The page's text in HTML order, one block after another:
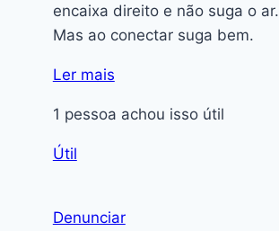
encaixa direito e não suga o ar.
Mas ao conectar suga bem.
Ler mais
1 pessoa achou isso útil
Útil
Denunciar